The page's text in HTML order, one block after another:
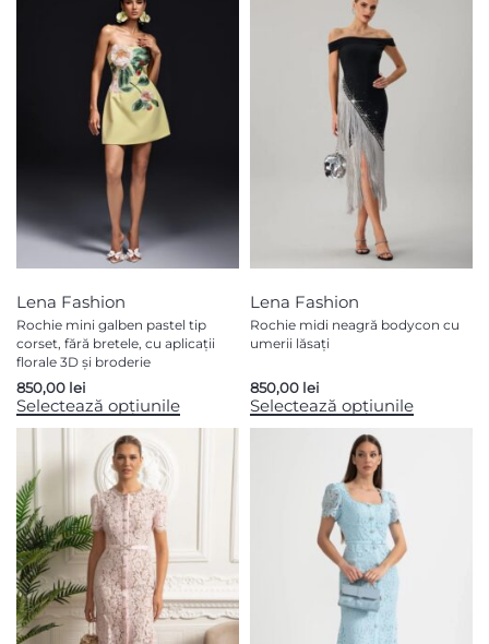
Lena Fashion
Rochie mini galben pastel tip
corset, fără bretele, cu aplicații
florale 3D și broderie
850,00 lei
Selectează opțiunile
Lena Fashion
Rochie midi neagră bodycon cu
umerii lăsați
850,00 lei
Selectează opțiunile